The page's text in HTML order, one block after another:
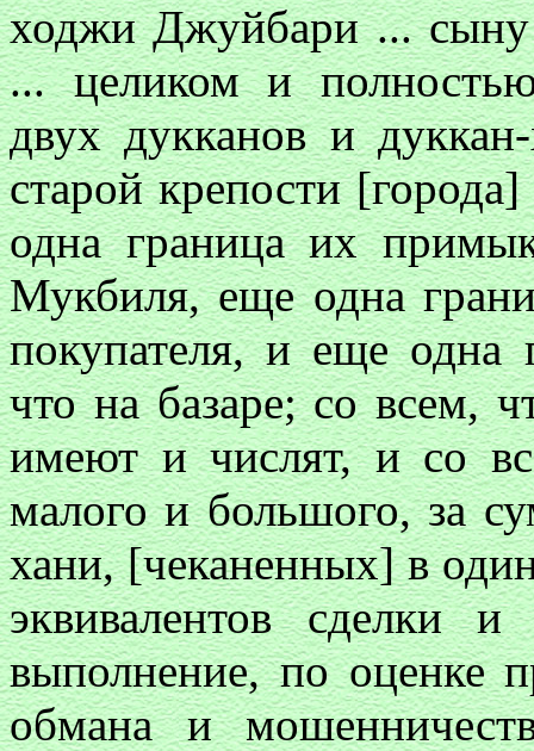
ходжи Джуйбари ...
... целиком и
двух дукканов и
старой крепости
одна граница их
Мукбиля, еще одна
покупателя, и еще
что на базаре; со всем,
имеют и числят, и со
малого и большого, за
хани, [чеканенных] в
эквивалентов сделки
выполнение, по оценке
обмана и